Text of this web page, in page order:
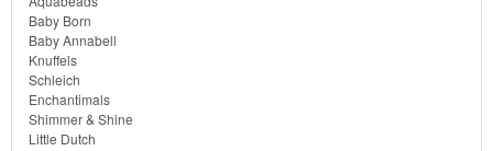
Baby Born
Baby Annabell
Knuffels
Schleich
Enchantimals
Shimmer & Shine
Little Dutch